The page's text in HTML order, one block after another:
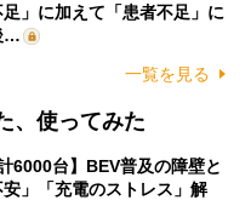
」に加えて「患者不足」に
…
一覧を見る
、使ってみた
6000台】BEV普及の障壁と
」「充電のストレス」解